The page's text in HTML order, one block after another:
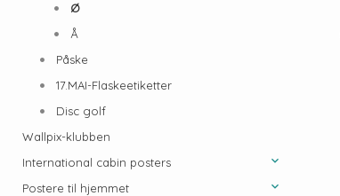
Ø
Å
Påske
17.MAI-Flaskeetiketter
Disc golf
Wallpix-klubben
International cabin posters
Postere til hjemmet